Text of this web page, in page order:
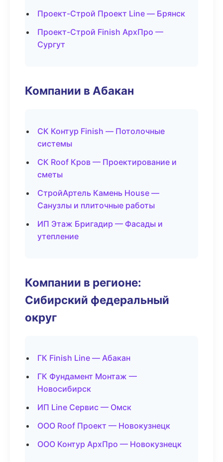
Проект-Строй Проект Line — Брянск
Проект-Строй Finish АрхПро —
Сургут
Компании в Абакан
СК Контур Finish — Потолочные
системы
СК Roof Кров — Проектирование и
сметы
СтройАртель Камень House —
Санузлы и плиточные работы
ИП Этаж Бригадир — Фасады и
утепление
Компании в регионе:
Сибирский федеральный
округ
ГК Finish Line — Абакан
ГК Фундамент Монтаж —
Новосибирск
ИП Line Сервис — Омск
ООО Roof Проект — Новокузнецк
ООО Контур АрхПро — Новокузнецк